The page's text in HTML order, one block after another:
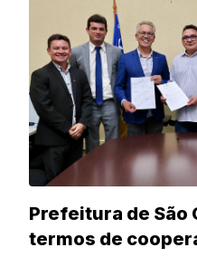
Prefeitura de São
termos de